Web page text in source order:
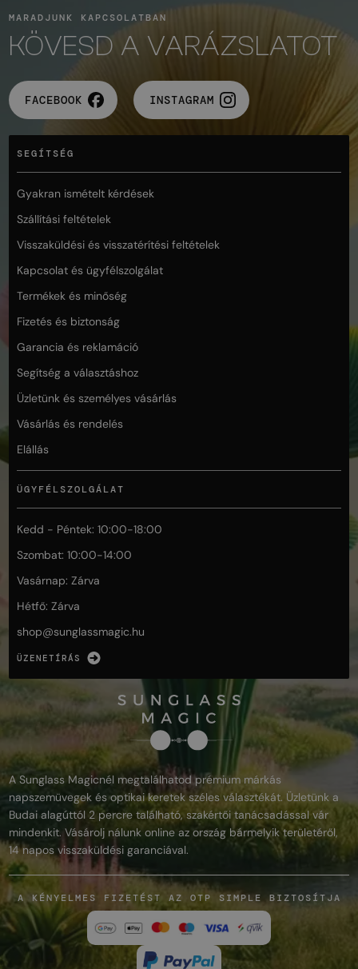
MARADJUNK KAPCSOLATBAN
KÖVESD A VARÁZSLATOT
FACEBOOK INSTAGRAM
SEGÍTSÉG
Gyakran ismételt kérdések
Szállítási feltételek
Visszaküldési és visszatérítési feltételek
Kapcsolat és ügyfélszolgálat
Termékek és minőség
Fizetés és biztonság
Garancia és reklamáció
Segítség a választáshoz
Üzletünk és személyes vásárlás
Vásárlás és rendelés
Elállás
ÜGYFÉLSZOLGÁLAT
Kedd - Péntek: 10:00-18:00
Szombat: 10:00-14:00
Vasárnap: Zárva
Hétfő: Zárva
shop@sunglassmagic.hu
ÜZENETÍRÁS
A Sunglass Magicnél megtalálhatod prémium márkás
napszemüvegek és optikai keretek széles választékát. Üzletünk a
Budai alagúttól 2 percre található, szakértői tanácsadással vár
mindenkit. Vásárolj nálunk online az ország bármelyik területéről,
14 napos visszaküldési garanciával.
A KÉNYELMES FIZETÉST AZ OTP SIMPLE BIZTOSÍTJA